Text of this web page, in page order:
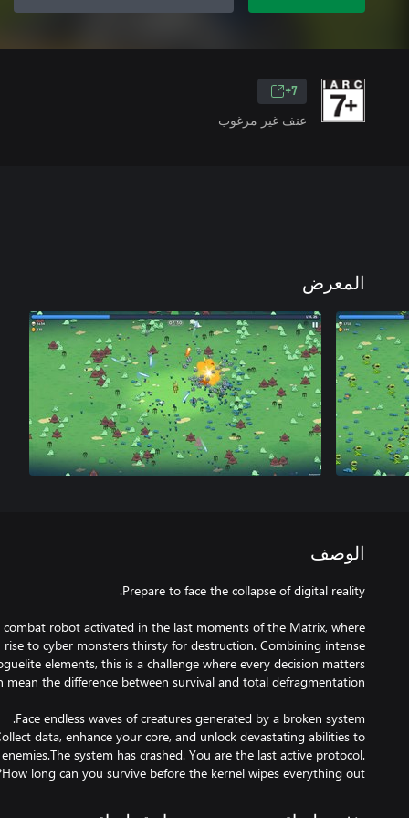
7+
عنف غير مرغوب
المعرض
الوصف
combat robot activated in the last moments of the Matrix, where
to cyber monsters thirsty for destruction. Combining intense
elements, this is a challenge where every decision matters
data, enhance your core, and unlock devastating abilities to
system has crashed. You are the last active protocol.
How long can you survive before the kernel wipes everything out?